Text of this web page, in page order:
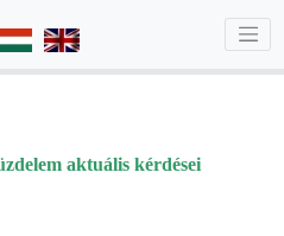
aktuális kérdései